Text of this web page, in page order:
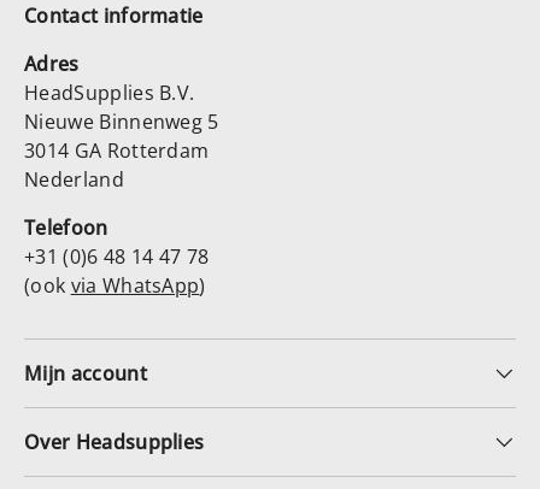
Contact informatie
Adres
HeadSupplies B.V.
Nieuwe Binnenweg 5
3014 GA Rotterdam
Nederland
Telefoon
+31 (0)6 48 14 47 78
(ook via WhatsApp)
Mijn account
Over Headsupplies